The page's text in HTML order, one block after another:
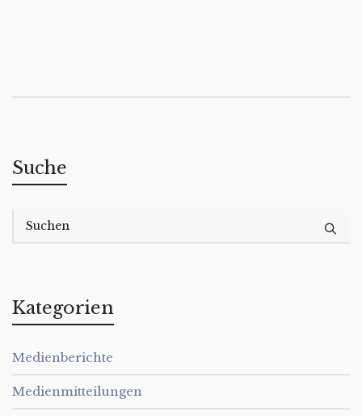
Suche
Kategorien
Medienberichte
Medienmitteilungen